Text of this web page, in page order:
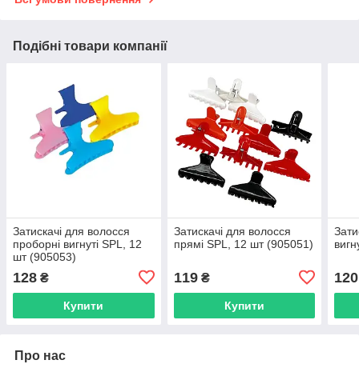
Подібні товари компанії
Затискачі для волосся
проборні вигнуті SPL, 12
шт (905053)
128 ₴
Купити
Затискачі для волосся
прямі SPL, 12 шт (905051)
119₴
Купити
120
Про нас